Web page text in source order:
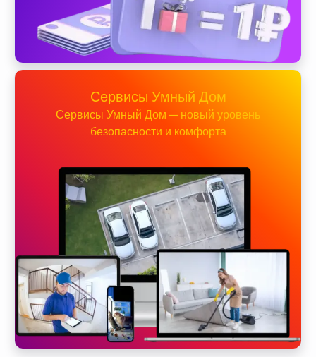
Сервисы Умный Дом
Сервисы Умный Дом — новый уровень
безопасности и комфорта